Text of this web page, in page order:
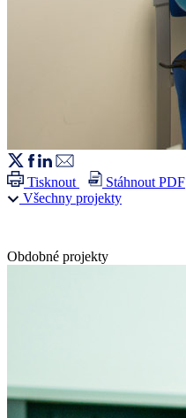
Tisknout
Stáhnout PDF
Všechny projekty
Obdobné projekty